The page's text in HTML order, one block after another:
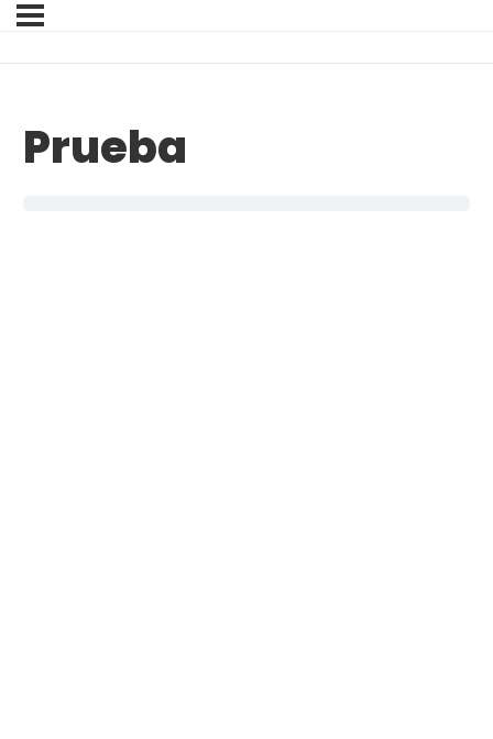
Prueba